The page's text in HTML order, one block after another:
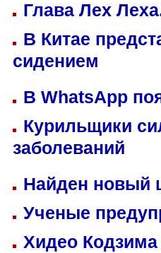
Глава Лех
В Китае
сидением
В WhatsApp
Курильщики
заболеваний
Найден
Ученые
Хидео